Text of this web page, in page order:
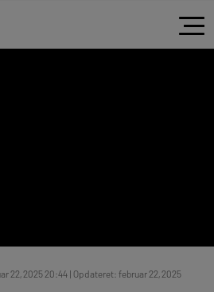
22, 2025 20:44 | Opdateret: februar 22, 2025